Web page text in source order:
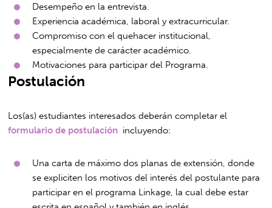
Desempeño en la entrevista.
Experiencia académica, laboral y extracurricular.
Compromiso con el quehacer institucional,
especialmente de carácter académico.
Motivaciones para participar del Programa.
Postulación
Los(as) estudiantes interesados deberán completar el
formulario de postulación incluyendo:
Una carta de máximo dos planas de extensión, donde
se expliciten los motivos del interés del postulante para
participar en el programa Linkage, la cual debe estar